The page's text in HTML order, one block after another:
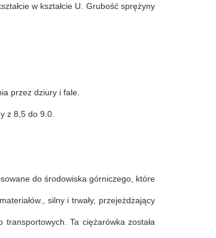
w kształcie U. Grubość sprężyny
przez dziury i fale.
z 8,5 do 9.0.
do środowiska górniczego, które
silny i trwały, przejeżdżający
Ta ciężarówka została